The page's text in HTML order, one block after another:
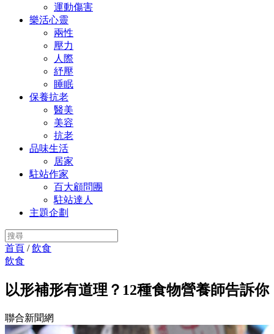
運動傷害
樂活心靈
兩性
壓力
人際
紓壓
睡眠
保養抗老
醫美
美容
抗老
品味生活
居家
駐站作家
百大顧問團
駐站達人
主題企劃
首頁 /飲食
飲食
以形補形有道理？12種食物營養師告訴你
聯合新聞網